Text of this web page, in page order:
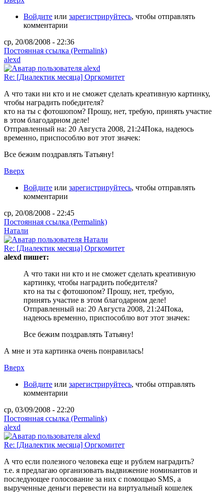
Войдите или зарегистрируйтесь, чтобы отправлять
комментарии
ср, 20/08/2008 - 22:36
Постоянная ссылка (Permalink)
alexd
Re: [Диалектик месяца] Оргкомитет
А что таки ни кто и не сможет сделать креативную картинку,
чтобы наградить победителя?
кто на ты с фотошопом? Прошу, нет, требую, принять участие
в этом благодарном деле!
Отправленный на: 20 Августа 2008, 21:24Пока, надеюсь
временно, приспособлю вот этот значек:
Все бежим поздравлять Татьяну!
Вверх
Войдите или зарегистрируйтесь, чтобы отправлять
комментарии
ср, 20/08/2008 - 22:45
Постоянная ссылка (Permalink)
Натали
Re: [Диалектик месяца] Оргкомитет
alexd пишет:
А что таки ни кто и не сможет сделать креативную
картинку, чтобы наградить победителя?
кто на ты с фотошопом? Прошу, нет, требую,
принять участие в этом благодарном деле!
Отправленный на: 20 Августа 2008, 21:24Пока,
надеюсь временно, приспособлю вот этот значек:
Все бежим поздравлять Татьяну!
А мне и эта картинка очень понравилась!
Вверх
Войдите или зарегистрируйтесь, чтобы отправлять
комментарии
ср, 03/09/2008 - 22:20
Постоянная ссылка (Permalink)
alexd
Re: [Диалектик месяца] Оргкомитет
А что если полезного человека еще и рублем наградить?
т.е. я предлагаю организовать выдвижение номинантов и
последующее голосование за них с помощью SMS, а
вырученные деньги перевести на виртуальный кошелек